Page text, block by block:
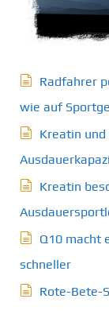
Radfahrer
wie auf
Kreatin
Kreatin
Q10 macht
schneller
Rote-Bete-